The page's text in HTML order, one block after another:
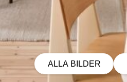
ALLA BILDER